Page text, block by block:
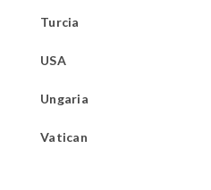
Turcia
USA
Ungaria
Vatican